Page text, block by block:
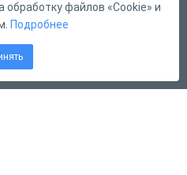
файлов «Cookie» и
Подробнее